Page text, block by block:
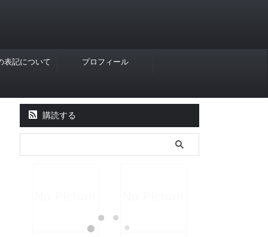
表記について プロフィール
購読する